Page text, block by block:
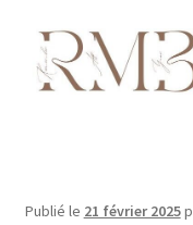
Aller
Aller
au
contenu
Publié le 21 février 2025